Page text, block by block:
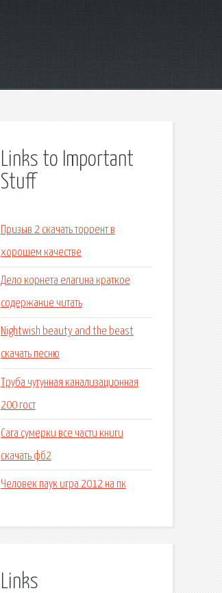
Links to Important
Stuff
Призыв 2 скачать торрент в
хорошем качестве
Дело корнета елагина краткое
содержание читать
Nightwish beauty and the beast
скачать песню
Труба чугунная канализационная
200 гост
Сага сумерки все части книги
скачать фб2
Человек паук игра 2012 на пк
Links